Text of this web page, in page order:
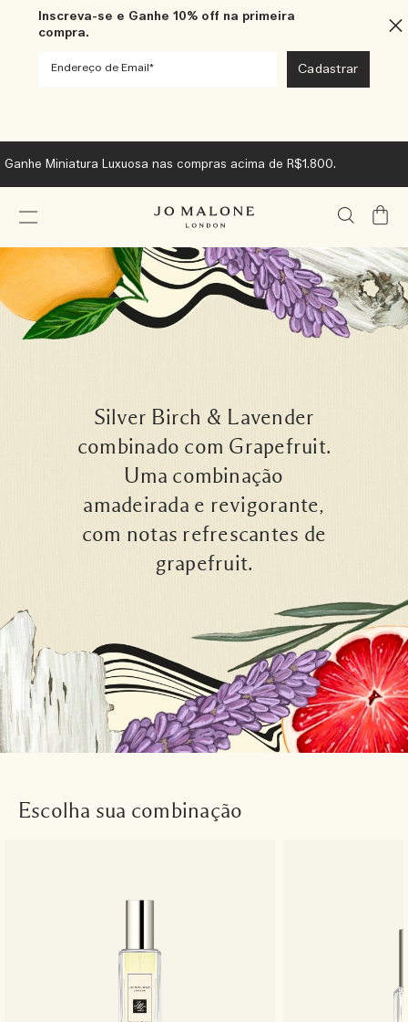
Inscreva-se e Ganhe 10% off na primeira
compra.
Ganhe Miniatura Luxuosa nas compras acima de R$1.800.
Meu
Silver Birch & Lavender
combinado com Grapefruit.
Uma combinação
amadeirada e revigorante,
com notas refrescantes de
grapefruit.
Escolha sua combinação